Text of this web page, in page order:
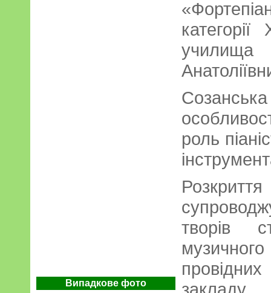
Випадкове фото
училища
роль
творів